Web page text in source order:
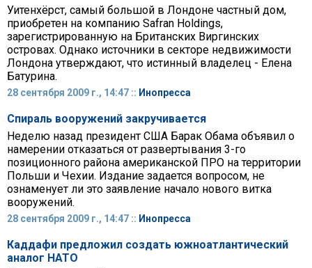
Уитенхёрст, самый большой в Лондоне частный дом,
приобретен на компанию Safran Holdings,
зарегистрированную на Британских Виргинских
островах. Однако источники в секторе недвижимости
Лондона утверждают, что истинный владелец - Елена
Батурина.
28 сентября 2009 г., 14:47 :: Инопресса
Спираль вооружений закручивается
Неделю назад президент США Барак Обама объявил о
намерении отказаться от развертывания 3-го
позиционного района американской ПРО на территории
Польши и Чехии. Издание задается вопросом, не
ознаменует ли это заявление начало нового витка
вооружений.
28 сентября 2009 г., 14:47 :: Инопресса
Каддафи предложил создать южноатлантический
аналог НАТО